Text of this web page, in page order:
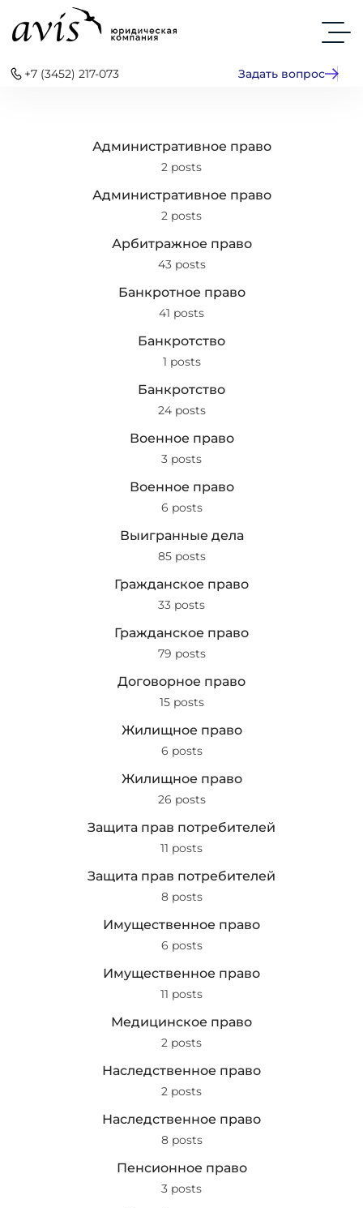
+7 (3452) 217-073 Задать вопрос
Административное право
2 posts
Административное право
2 posts
Арбитражное право
43 posts
Банкротное право
41 posts
Банкротство
1 posts
Банкротство
24 posts
Военное право
3 posts
Военное право
6 posts
Выигранные дела
85 posts
Гражданское право
33 posts
Гражданское право
79 posts
Договорное право
15 posts
Жилищное право
6 posts
Жилищное право
26 posts
Защита прав потребителей
11 posts
Защита прав потребителей
8 posts
Имущественное право
6 posts
Имущественное право
11 posts
Медицинское право
2 posts
Наследственное право
2 posts
Наследственное право
8 posts
Пенсионное право
3 posts